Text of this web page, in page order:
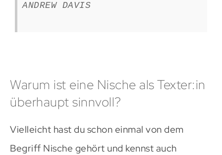
ANDREW DAVIS
Warum ist eine Nische als Texter:in
überhaupt sinnvoll?
Vielleicht hast du schon einmal von dem
Begriff Nische gehört und kennst auch